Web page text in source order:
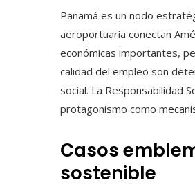
Panamá es un nodo
aeroportuaria conectan
económicas importantes,
calidad del empleo son
social. La Responsabilidad
protagonismo como
Casos
sostenible